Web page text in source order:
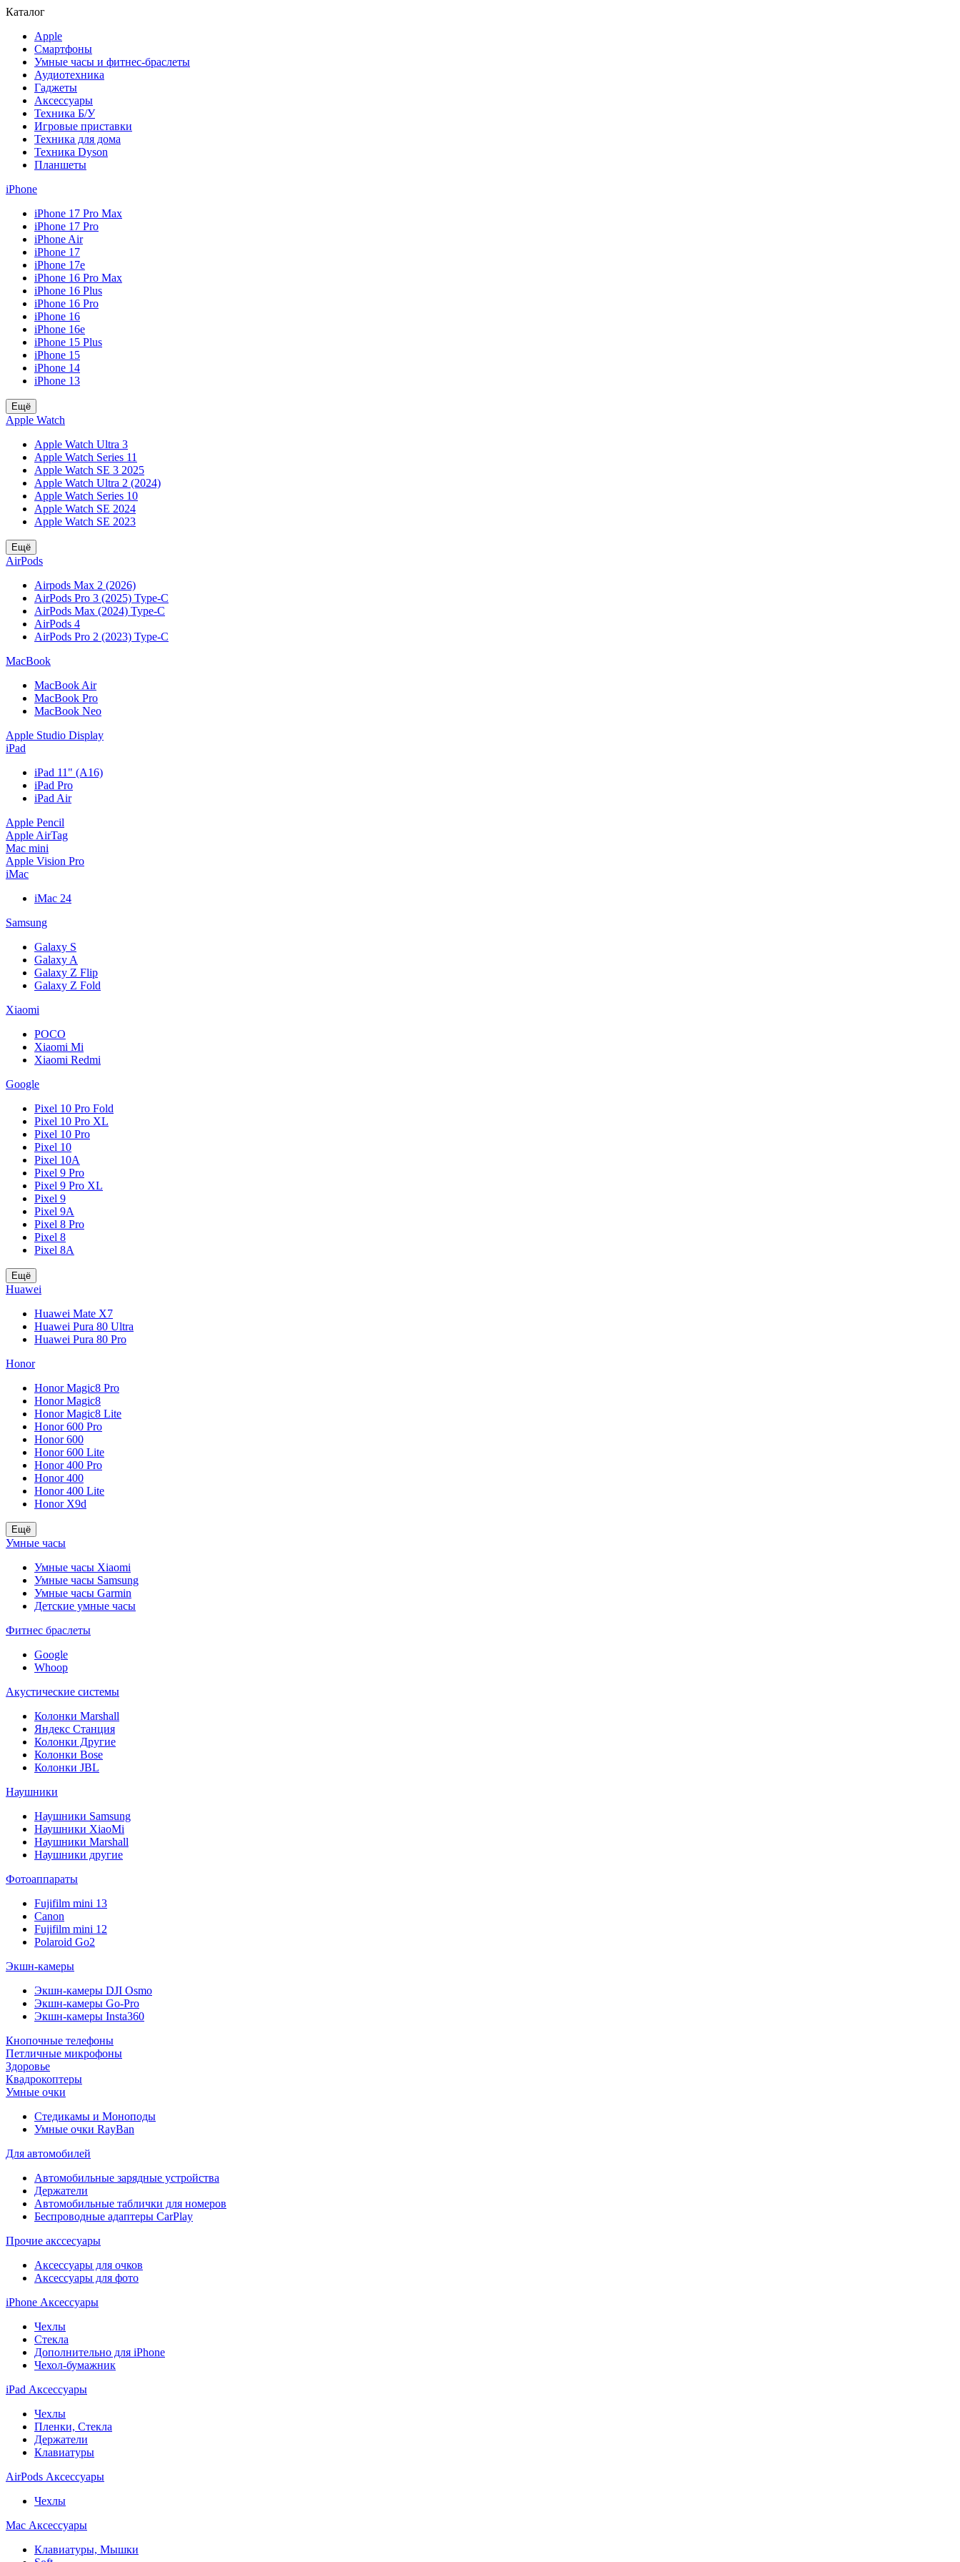
Каталог
Apple
Смартфоны
Умные часы и фитнес-браслеты
Аудиотехника
Гаджеты
Аксессуары
Техника Б/У
Игровые приставки
Техника для дома
Техника Dyson
Планшеты
iPhone
iPhone 17 Pro Max
iPhone 17 Pro
iPhone Air
iPhone 17
iPhone 17e
iPhone 16 Pro Max
iPhone 16 Plus
iPhone 16 Pro
iPhone 16
iPhone 16e
iPhone 15 Plus
iPhone 15
iPhone 14
iPhone 13
Ещё
Apple Watch
Apple Watch Ultra 3
Apple Watch Series 11
Apple Watch SE 3 2025
Apple Watch Ultra 2 (2024)
Apple Watch Series 10
Apple Watch SE 2024
Apple Watch SE 2023
Ещё
AirPods
Airpods Max 2 (2026)
AirPods Pro 3 (2025) Type-C
AirPods Max (2024) Type-C
AirPods 4
AirPods Pro 2 (2023) Type-C
MacBook
MacBook Air
MacBook Pro
MacBook Neo
Apple Studio Display
iPad
iPad 11" (A16)
iPad Pro
iPad Air
Apple Pencil
Apple AirTag
Mac mini
Apple Vision Pro
iMac
iMac 24
Samsung
Galaxy S
Galaxy A
Galaxy Z Flip
Galaxy Z Fold
Xiaomi
POCO
Xiaomi Mi
Xiaomi Redmi
Google
Pixel 10 Pro Fold
Pixel 10 Pro XL
Pixel 10 Pro
Pixel 10
Pixel 10A
Pixel 9 Pro
Pixel 9 Pro XL
Pixel 9
Pixel 9A
Pixel 8 Pro
Pixel 8
Pixel 8A
Ещё
Huawei
Huawei Mate X7
Huawei Pura 80 Ultra
Huawei Pura 80 Pro
Honor
Honor Magic8 Pro
Honor Magic8
Honor Magic8 Lite
Honor 600 Pro
Honor 600
Honor 600 Lite
Honor 400 Pro
Honor 400
Honor 400 Lite
Honor X9d
Ещё
Умные часы
Умные часы Xiaomi
Умные часы Samsung
Умные часы Garmin
Детские умные часы
Фитнес браслеты
Google
Whoop
Акустические системы
Колонки Marshall
Яндекс Станция
Колонки Другие
Колонки Bose
Колонки JBL
Наушники
Наушники Samsung
Наушники XiaoMi
Наушники Marshall
Наушники другие
Фотоаппараты
Fujifilm mini 13
Canon
Fujifilm mini 12
Polaroid Go2
Экшн-камеры
Экшн-камеры DJI Osmo
Экшн-камеры Go-Pro
Экшн-камеры Insta360
Кнопочные телефоны
Петличные микрофоны
Здоровье
Квадрокоптеры
Умные очки
Стедикамы и Моноподы
Умные очки RayBan
Для автомобилей
Автомобильные зарядные устройства
Держатели
Автомобильные таблички для номеров
Беспроводные адаптеры CarPlay
Прочие акссесуары
Аксессуары для очков
Аксессуары для фото
iPhone Аксессуары
Чехлы
Стекла
Дополнительно для iPhone
Чехол-бумажник
iPad Аксессуары
Чехлы
Пленки, Стекла
Держатели
Клавиатуры
AirPods Аксессуары
Чехлы
Mac Аксессуары
Клавиатуры, Мышки